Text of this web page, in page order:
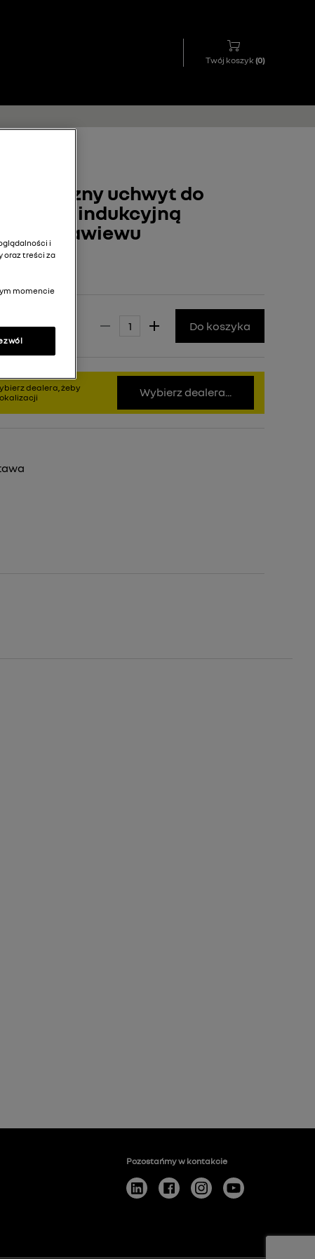
Twój koszyk (0)
uchwyt do
indukcyjną
nawiewu
zł Do koszyka
dealera, żeby
Wybierz dealera...
Pozostańmy w kontakcie
i
oraz treści za
momencie